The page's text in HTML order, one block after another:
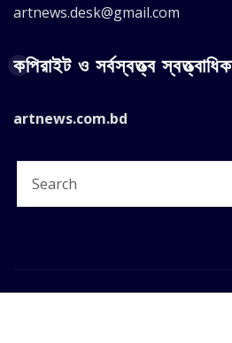
artnews.desk@gmail.com
কপিরাইট ও সর্বস্বত্ত্ব
artnews.com.bd